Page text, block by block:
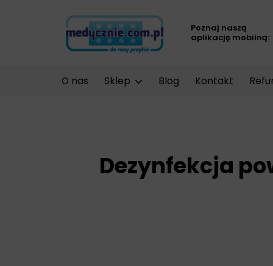
Poznaj naszą
aplikację mobilną:
O nas Sklep Blog Kontakt
Dezynfekcja